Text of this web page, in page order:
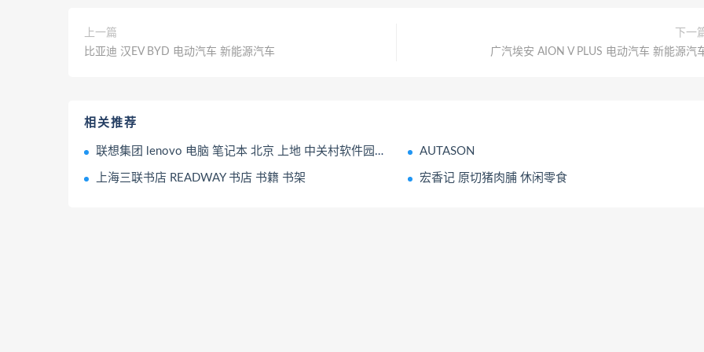
上一篇
比亚迪 汉EV BYD 电动汽车 新能源汽车
下一
广汽埃安 AION V PLUS 电动汽车 新能源汽
相关推荐
联想集团 lenovo 电脑 笔记本 北京 上地 中关村软件园 后厂村 互联网 大厂 AUTASON
上海三联书店 READWAY 书店 书籍 书架 宏香记 原切猪肉脯 休闲零食